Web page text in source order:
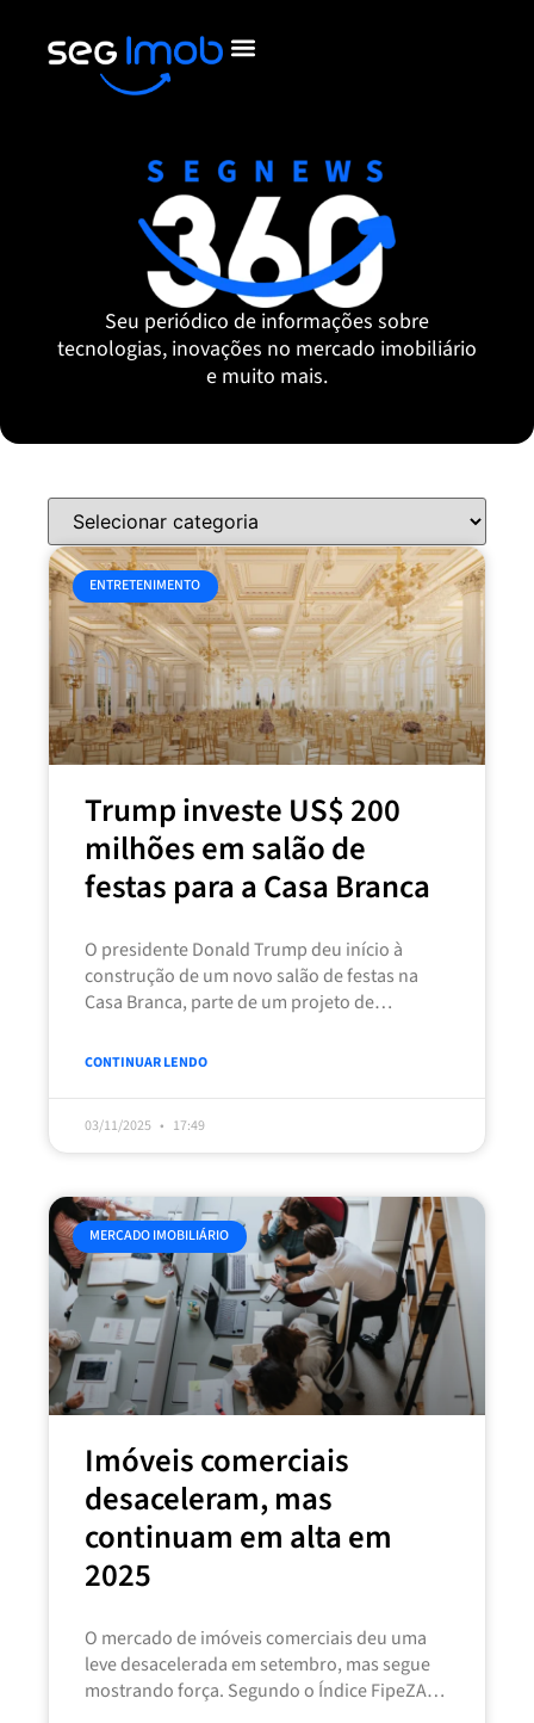
Seu periódico de informações sobre
tecnologias, inovações no mercado imobiliário
e muito mais.
ENTRETENIMENTO
Trump investe US$ 200
milhões em salão de
festas para a Casa Branca
O presidente Donald Trump deu início à
construção de um novo salão de festas na
Casa Branca, parte de um projeto de
CONTINUAR LENDO
03/11/2025 17:49
MERCADO IMOBILIÁRIO
Imóveis comerciais
desaceleram, mas
continuam em alta em
2025
O mercado de imóveis comerciais deu uma
leve desacelerada em setembro, mas segue
mostrando força. Segundo o Índice FipeZAP,